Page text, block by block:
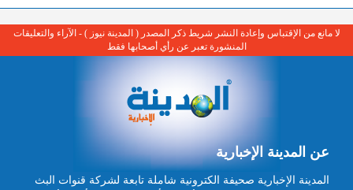
لا مانع من الإقتباس وإعادة النشر شريط ذكر المصدر ( المدينة نيوز ) - الآراء والتعليقات
المنشورة تعبر عن رأي أصحابها فقط
عن المدينة الإخبارية
المدينة الإخبارية صحيفة الكترونية شاملة تابعة لشركة قنوات البث